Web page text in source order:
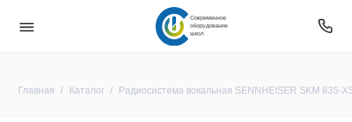
Современное
оборудование
школ
Главная Каталог Радиосистема вокальная SENNHEISER SKM 835-